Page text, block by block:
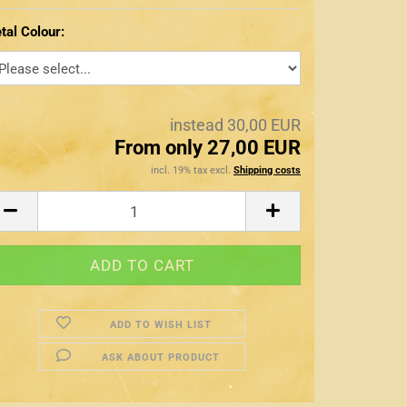
Colour:
instead 30,00 EUR
From only 27,00 EUR
incl. 19% tax excl. Shipping costs
ADD TO WISH LIST
ASK ABOUT PRODUCT